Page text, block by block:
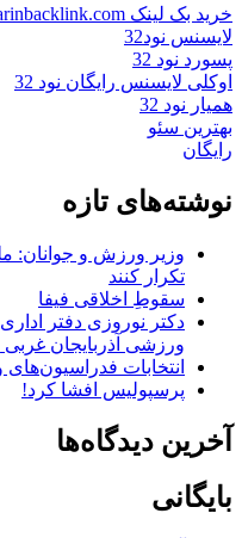
خرید بک لینک behtarinbacklink.com
لایسنس نود32
پسورد نود 32
اوکلی لایسنس رایگان نود 32
همیار نود 32
بهترین سئو
رایگان
نوشته‌های تازه
وزیر ورزش و جوانان:
تکرار کنند
سقوطِ اخلاقی فیفا
دکتر نوروزی دفتر
ورزشی آذربایجان غربی
انتخابات
پرسپولیس افشا کرد!
آخرین دیدگاه‌ها
بایگانی